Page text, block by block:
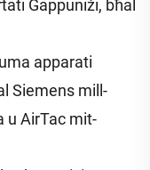
Ġappuniżi, bħal
apparati
Siemens mill-
u AirTac mit-